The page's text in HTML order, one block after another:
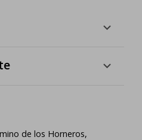
de los Horneros,